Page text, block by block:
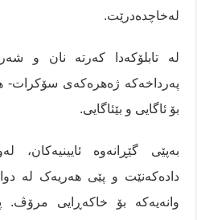
لەخاچدەدرێت.
لە تابلۆکەدا کەرتە نان و
پەرداخەکە ژەهرەکەی سۆکرات-
بۆ ئاگایی و بێئاگایی.
بەپێی گێڕانەوە ئایینیەکان،
دادەکەنێت و پێی هەریەک لە
وانەیەکە بۆ خاکەڕایی مرۆڤ.